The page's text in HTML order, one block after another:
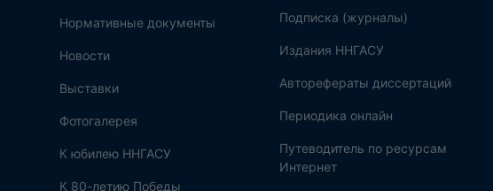
Нормативные документы
Новости
Выставки
Фотогалерея
К юбилею ННГАСУ
К 80-летию Победы
Подписка (журналы)
Издания ННГАСУ
Авторефераты диссертаций
Периодика онлайн
Путеводитель по ресурсам
Интернет